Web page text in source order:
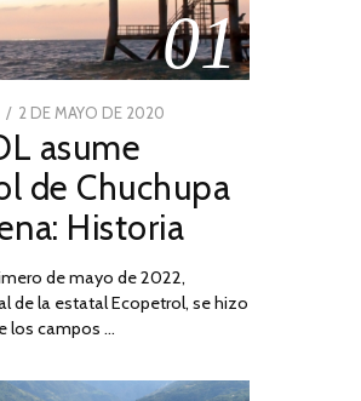
01
POSTED
ON
2 DE MAYO DE 2020
DE
2026
asume
de Chuchupa
Historia
de mayo de 2022,
de la estatal Ecopetrol, se hizo
los campos …